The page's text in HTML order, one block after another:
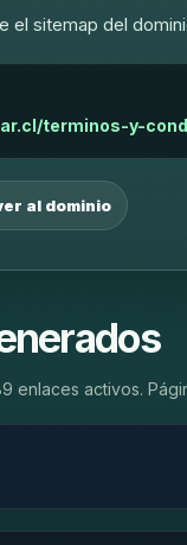
el sitemap del
terminos-y-
al dominio
enlaces activos.